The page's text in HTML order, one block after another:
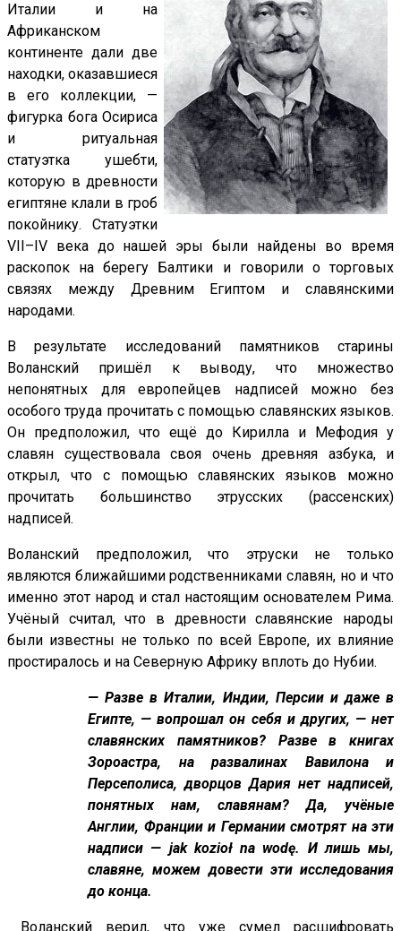
Италии и на
Африканском
континенте дали две
находки, оказавшиеся
в его коллекции, —
фигурка бога Осириса
и ритуальная
статуэтка ушебти,
которую в древности
египтяне клали в гроб
покойнику. Статуэтки
VII–IV века до нашей эры были найдены во время
раскопок на берегу Балтики и говорили о торговых
связях между Древним Египтом и славянскими
народами.
В результате исследований памятников старины
Воланский пришёл к выводу, что множество
непонятных для европейцев надписей можно без
особого труда прочитать с помощью славянских языков.
Он предположил, что ещё до Кирилла и Мефодия у
славян существовала своя очень древняя азбука, и
открыл, что с помощью славянских языков можно
прочитать большинство этрусских (рассенских)
надписей.
Воланский предположил, что этруски не только
являются ближайшими родственниками славян, но и что
именно этот народ и стал настоящим основателем Рима.
Учёный считал, что в древности славянские народы
были известны не только по всей Европе, их влияние
простиралось и на Северную Африку вплоть до Нубии.
— Разве в Италии, Индии, Персии и даже в
Египте, — вопрошал он себя и других, — нет
славянских памятников? Разве в книгах
Зороастра, на развалинах Вавилона и
Персеполиса, дворцов Дария нет надписей,
понятных нам, славянам? Да, учёные
Англии, Франции и Германии смотрят на эти
надписи — jak kozioł na wodę. И лишь мы,
славяне, можем довести эти исследования
до конца.
Воланский верил, что уже сумел расшифровать